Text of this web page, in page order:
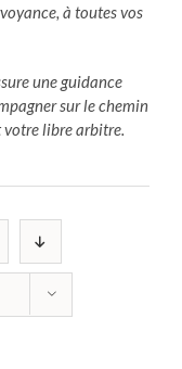
à toutes vos
une guidance
sur le chemin
votre libre arbitre.